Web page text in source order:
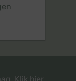
Klik hier